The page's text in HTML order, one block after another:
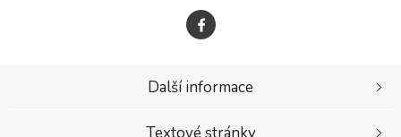
Další informace
Textové stránky